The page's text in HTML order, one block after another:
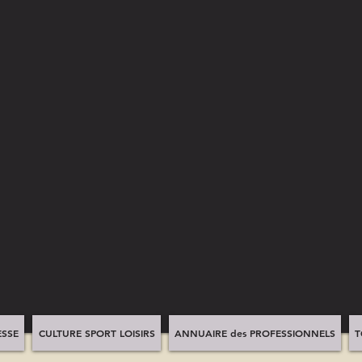
CULTURE SPORT LOISIRS ANNUAIRE des PROFESSIONNELS